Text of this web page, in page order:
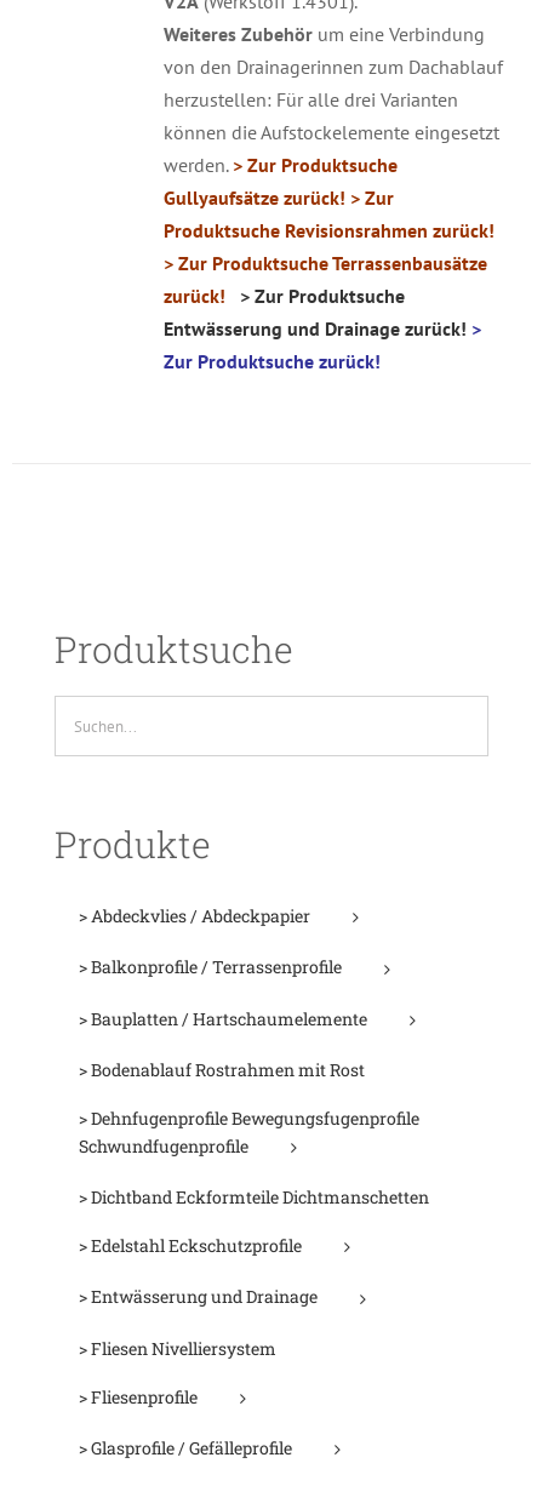
Weiteres Zubehörum eine Verbindung
von den Drainagerinnen zum Dachablauf
herzustellen: Für alle drei Varianten
können die Aufstockelemente eingesetzt
werden. > Zur Produktsuche
Gullyaufsätze zurück! > Zur
Produktsuche Revisionsrahmen zurück!
> Zur Produktsuche Terrassenbausätze
zurück!
> Zur Produktsuche
Entwässerung und Drainage zurück! >
Zur Produktsuche zurück!
Produktsuche
Produkte
> Abdeckvlies / Abdeckpapier
> Balkonprofile / Terrassenprofile
> Bauplatten / Hartschaumelemente
> Bodenablauf Rostrahmen mit Rost
> Dehnfugenprofile Bewegungsfugenprofile
Schwundfugenprofile
> Dichtband Eckformteile Dichtmanschetten
> Edelstahl Eckschutzprofile
> Entwässerung und Drainage
> Fliesen Nivelliersystem
> Fliesenprofile
> Glasprofile / Gefälleprofile